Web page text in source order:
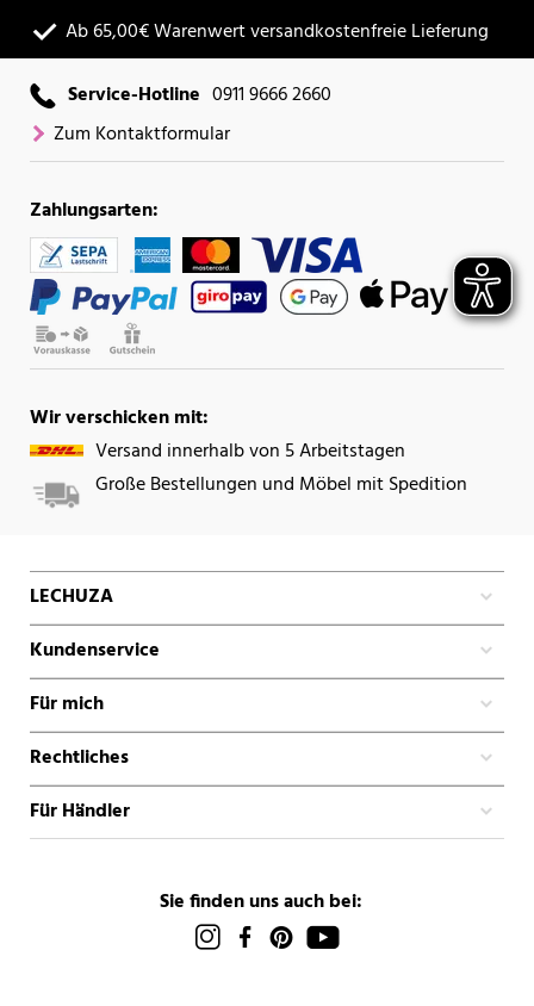
Ab 65,00€ Warenwert versandkostenfreie Lieferung
Service-Hotline 0911 9666 2660
Zum Kontaktformular
Zahlungsarten:
Wir verschicken mit:
Versand innerhalb von 5 Arbeitstagen
Große Bestellungen und Möbel mit Spedition
LECHUZA
Kundenservice
Für mich
Rechtliches
Für Händler
Sie finden uns auch bei: